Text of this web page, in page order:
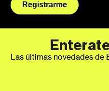
Registrarme
Las últimas novedades de